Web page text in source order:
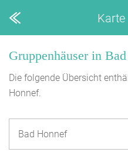
Karte
Gruppenhäuser in
Die folgende Übersicht
Honnef.